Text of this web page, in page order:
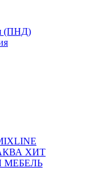
(ПНД)
АКВА ХИТ
МЕБЕЛЬ